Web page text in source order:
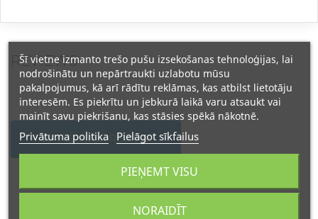
REVIEWS
WRITE YOUR REVIEW
Šī vietne izmanto trešo pušu izsekošanas tehnoloģijas, lai
nodrošinātu un nepārtraukti uzlabotu mūsu
pakalpojumus, kā arī rādītu reklāmas, kas atbilst lietotāju
interesēm. Es piekrītu un jebkurā laikā varu atsaukt vai
mainīt savu piekrišanu, kas stāsies spēkā nākotnē.
Privātuma politika Pielāgot sīkfailus
NORAIDĪT
PIEŅEMT VISU